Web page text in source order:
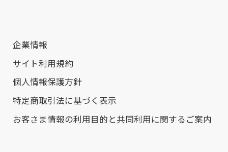
企業情報
サイト利用規約
個人情報保護方針
特定商取引法に基づく表示
お客さま情報の利用目的と共同利用に関するご案内